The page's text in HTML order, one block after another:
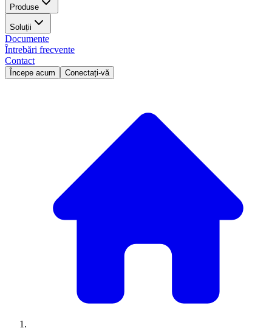
Produse
Soluții
Documente
Întrebări frecvente
Contact
Începe acum Conectați-vă